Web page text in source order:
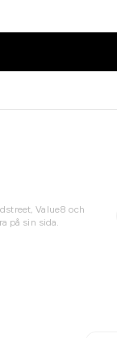
Value8 och
på sin sida.